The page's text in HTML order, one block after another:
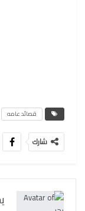
قصائد عامه
شارك